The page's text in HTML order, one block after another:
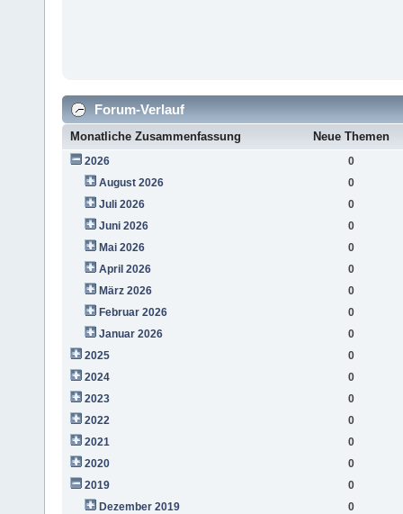
Forum-Verlauf
Monatliche Zusammenfassung Neue Themen
2026
0
August 2026
0
Juli 2026
0
Juni 2026
0
Mai 2026
0
April 2026
0
März 2026
0
Februar 2026
0
Januar 2026
0
2025
0
2024
0
2023
0
2022
0
2021
0
2020
0
2019
0
Dezember 2019
0